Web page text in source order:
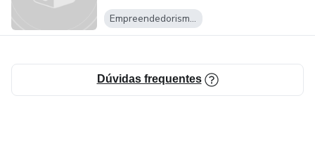
Empreendedorismo Digital
Dúvidas frequentes